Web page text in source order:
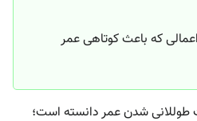
که باعث کوتاهی عمر
طوللانی شدن عمر دانسته است؛